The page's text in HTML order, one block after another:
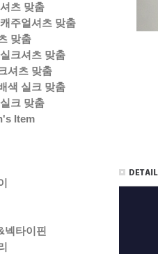
츠 맞춤
주얼셔츠 맞춤
맞춤
크셔츠 맞춤
셔츠 맞춤
색 실크 맞춤
크 맞춤
Item
넥타이핀